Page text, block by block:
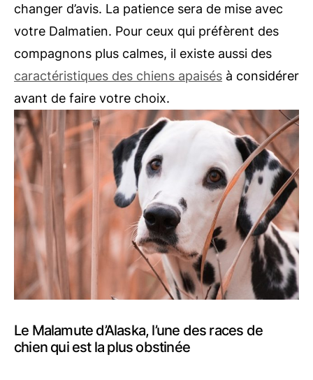
changer d’avis. La patience sera de mise avec
votre Dalmatien. Pour ceux qui préfèrent des
compagnons plus calmes, il existe aussi des
caractéristiques des chiens apaisés à considérer
avant de faire votre choix.
Le Malamute d’Alaska, l’une des races de
chien qui est la plus obstinée